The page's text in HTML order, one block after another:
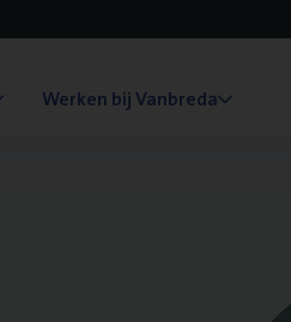
Werken bij Vanbreda